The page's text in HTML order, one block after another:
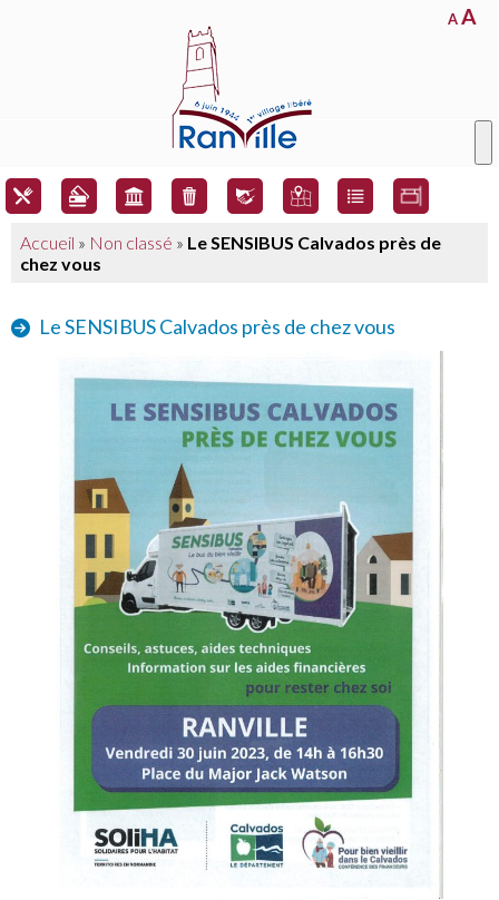
AA
Accueil » Non classé » Le SENSIBUS Calvados près de
chez vous
Le SENSIBUS Calvados près de chez vous